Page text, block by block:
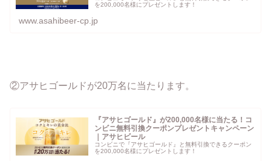
を200,000名様にプレゼントします！
www.asahibeer-cp.jp
②アサヒゴールドが20万名に当たります。
『アサヒゴールド』が200,000名様に当たる！コ
ンビニ無料引換クーポンプレゼントキャンペーン
｜アサヒビール
コンビニで『アサヒゴールド』と無料引換できるクーポン
を200,000名様にプレゼントします！